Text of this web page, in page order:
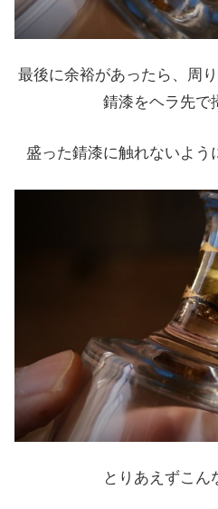
最後に余裕があったら、周
錆漆をヘラ先で
盛った錆漆に触れないよう
とりあえずこん